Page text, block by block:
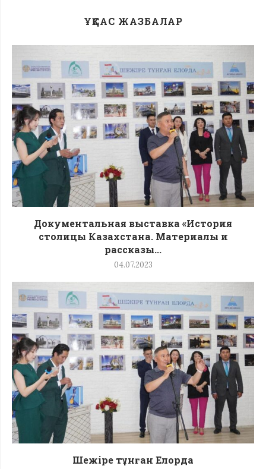
ҰҚСАС ЖАЗБАЛАР
Документальная выставка «История
столицы Казахстана. Материалы и
рассказы...
04.07.2023
Шежіре тұнған Елорда